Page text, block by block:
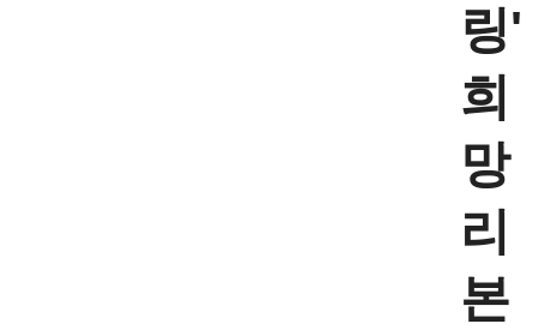
링'
희
망
리
본